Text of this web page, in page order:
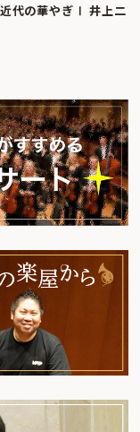
近代の華やぎⅠ 井上二